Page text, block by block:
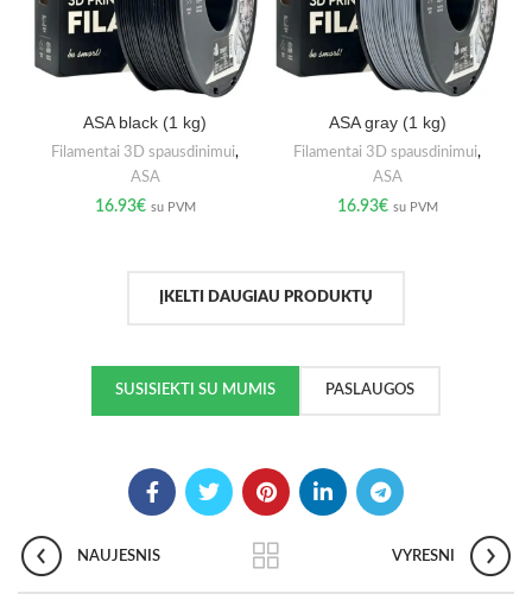
ASA black (1 kg)
Filamentai 3D spausdinimui,
ASA
16.93€ su PVM
ASA gray (1 kg)
Filamentai 3D spausdinimui,
ASA
16.93€ su PVM
ĮKELTI DAUGIAU PRODUKTŲ
SUSISIEKTI SU MUMIS PASLAUGOS
NAUJESNIS VYRESNI